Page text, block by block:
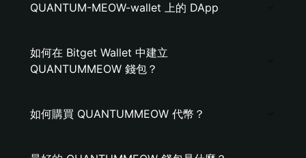
QUANTUM-MEOW-wallet 上的 DApp
如何在 Bitget Wallet 中建立
QUANTUMMEOW 錢包？
如何購買 QUANTUMMEOW 代幣？